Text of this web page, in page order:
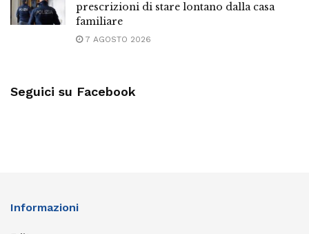
prescrizioni di stare lontano dalla casa
familiare
7 AGOSTO 2026
Seguici su Facebook
Informazioni